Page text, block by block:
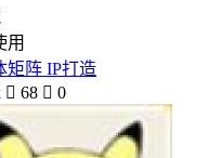
用
矩阵 IP打造
 68  0